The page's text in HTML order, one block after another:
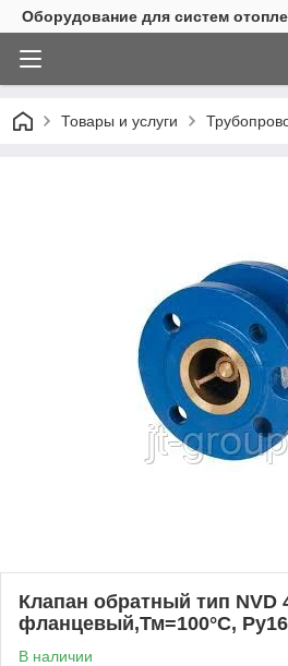
Оборудование для систем
Товары и услуги
Клапан обратный тип NVD
фланцевый,Тм=100°С,
В наличии